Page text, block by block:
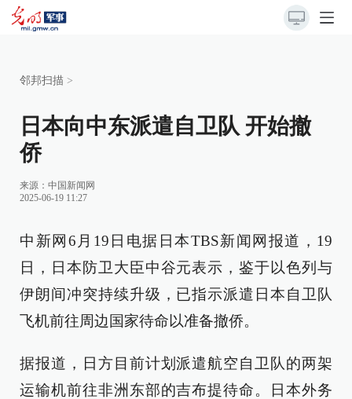
邻邦扫描 >
日本向中东派遣自卫队 开始撤
侨
来源： 中国新闻网
2025-06-19 11:27
中新网6月19日电据日本TBS新闻网报道，19
日，日本防卫大臣中谷元表示，鉴于以色列与
伊朗间冲突持续升级，已指示派遣日本自卫队
飞机前往周边国家待命以准备撤侨。
据报道，日方目前计划派遣航空自卫队的两架
运输机前往非洲东部的吉布提待命。日本外务